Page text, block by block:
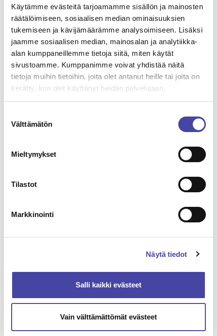
Käytämme evästeitä tarjoamamme sisällön ja mainosten
räätälöimiseen, sosiaalisen median ominaisuuksien
tukemiseen ja kävijämäärämme analysoimiseen. Lisäksi
jaamme sosiaalisen median, mainosalan ja analytiikka-
alan kumppaneillemme tietoja siitä, miten käytät
sivustoamme. Kumppanimme voivat yhdistää näitä
tietoja muihin tietoihin, joita olet antanut heille tai joita on
kerätty, kun olet käyttänyt heidän palvelujaan.
valinta
Välttämätön
Mieltymykset
Tilastot
Markkinointi
Näytä tiedot
Salli kaikki evästeet
Vain välttämättömät evästeet
Katso videolta, miltä Promecon työmaalla näytti.
Hyväksytilastot- ja markkinointievästeet
katsoaksesi videon.
Jaa LinkedInissäJaa Facebookissa
Tutustu seuraavaksi
Vatajankoskelle
kansainvälinen
ilmastopalkinto